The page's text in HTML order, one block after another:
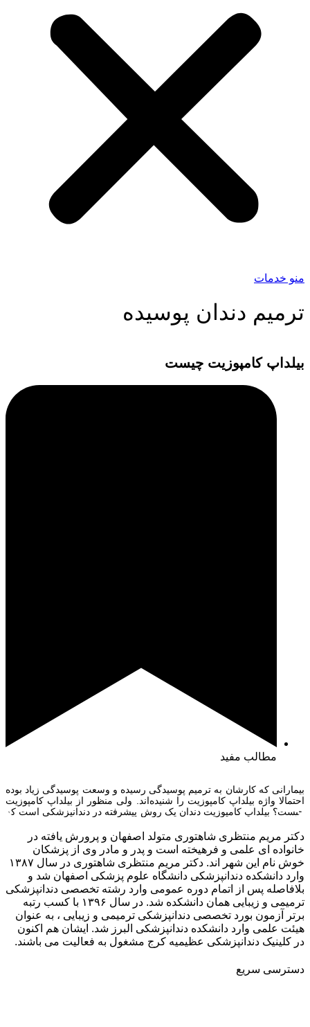
منو خدمات
ترمیم دندان پوسیده
بیلداپ کامپوزیت چیست
مطالب مفید
بیمارانی که کارشان به ترمیم پوسیدگی رسیده و وسعت پوسیدگی زیاد بوده
احتمالا واژه بیلداپ کامپوزیت را شنیده‌اند. ولی منظور از بیلداپ کامپوزیت
چیست؟ بیلداپ کامپوزیت دندان یک روش پیشرفته در دندانپزشکی است که
مواد ونیر کامپوزیت به دقت بر روی دندان‌های آسیب‌دیده قرار […]
دکتر مریم منتظری شاهتوری متولد اصفهان و پرورش یافته در
خانواده ای علمی و فرهیخته است و پدر و مادر وی از پزشکان
خوش نام این شهر اند. دکتر مریم منتظری شاهتوری در سال ۱۳۸۷
وارد دانشکده دندانپزشکی دانشگاه علوم پزشکی اصفهان شد و
بلافاصله پس از اتمام دوره عمومی وارد رشته تخصصی دندانپزشکی
ترمیمی و زیبایی همان دانشکده شد. در سال ۱۳۹۶ با کسب رتبه
برتر آزمون بورد تخصصی دندانپزشکی ترمیمی و زیبایی ، به عنوان
هیئت علمی وارد دانشکده دندانپزشکی البرز شد. ایشان هم اکنون
در کلینیک دندانپزشکی عظیمیه کرج مشغول به فعالیت می باشند.
دسترسی سریع